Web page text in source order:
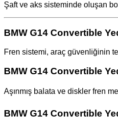
Şaft ve aks sisteminde oluşan
BMW G14 Convertible
Fren sistemi, araç güvenliğinin
BMW G14 Convertible
Aşınmış balata ve diskler fren
BMW G14 Convertible